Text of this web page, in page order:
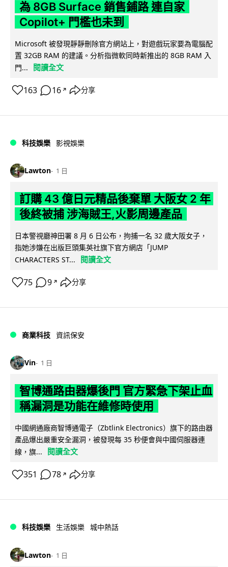
為 8GB Surface 銷售鋪路 連自家
Copilot+ 門檻也未到
Microsoft 被發現靜靜刪除官方網站上，對遊戲玩家要為電腦配
置 32GB RAM 的建議。分析指微軟同時新推出的 8GB RAM 入
門...
閱讀全文
163 16 ↗ 分享
科技娛樂 影視娛樂
Lawton 1 日
訂購 43 億日元精品後棄單 大阪女 2 年
後終被捕 涉海賊王,火影周邊產品
日本警視廳神田署 8 月 6 日公布，拘捕一名 32 歲大阪女子，
指她涉嫌在出版巨頭集英社旗下官方網店「JUMP
CHARACTERS ST...
閱讀全文
75 9 ↗ 分享
商業科技 資訊保安
Vin 1 日
智博通路由器爆後門 官方緊急下架止血
稱漏洞是功能在維修時使用
中國網通廠商智博通電子（Zbtlink Electronics）旗下的路由器
產品爆出嚴重安全漏洞，被發現每 35 秒便會與中國伺服器連
線，旗...
閱讀全文
351 78 ↗ 分享
科技娛樂 生活娛樂 城中熱話
Lawton 1 日